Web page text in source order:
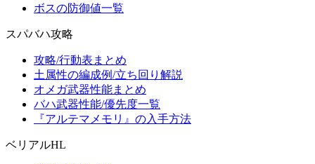
ボスの防御値一覧
スパバハ攻略
攻略/行動表まとめ
土属性の編成例/立ち回り解説
オメガ武器性能まとめ
バハ武器性能/優先度一覧
『アルテマメモリ』の入手方法
ベリアルHL